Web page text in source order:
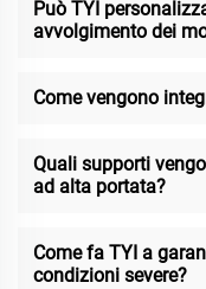
Può TYI
avvolgimento dei
Come vengono
Quali supporti
ad alta portata?
Come fa TYI a
condizioni severe?